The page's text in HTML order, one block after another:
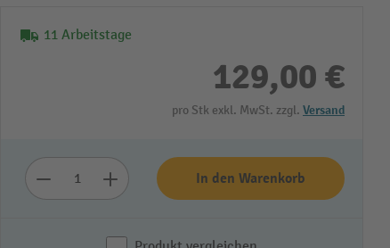
11 Arbeitstage
129,00 €
pro Stk exkl. MwSt. zzgl. Versand
In den Warenkorb